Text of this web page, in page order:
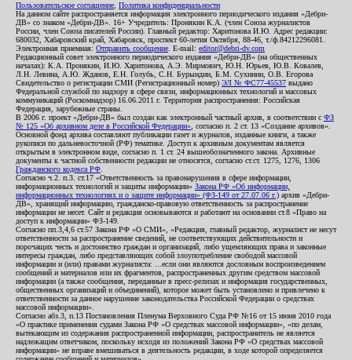
Пользовательское соглашение Политика конфиденциальности
На данном сайте распространяется информация электронного периодического издания «Дебри-
ДВ» со знаком «Дебри-ДВ». 16+ Учредитель: Пронякин К.А. (член Союза журналистов
России, член Союза писателей России). Главный редактор: Харитонова И.Ю. Адрес редакции:
680032, Хабаровский край, Хабаровск, проспект 60-летия Октября, 88-46, т./ф.84212296081.
Электронная приемная: Отправить сообщение . E-mail: editor@debri-dv.com
Редакционный совет электронного периодического издания «Дебри-ДВ» (на общественных
началах): К.А. Пронякин, И.Ю. Харитонова, А.Э. Мирмович, Ю.Н. Юрьев, Ю.В. Ковалев,
Л.Н. Левина, А.Ю. Жданов, Е.Н. Голубь, С.Н. Бурындин, Б.М. Сухинин, О.В. Егорова
Свидетельство о регистрации СМИ (Регистрационный номер) ЭЛ № ФС77-45537 выдано
Федеральной службой по надзору в сфере связи, информационных технологий и массовых
коммуникаций (Роскомнадзор) 16.06.2011 г. Территория распространения: Российская
Федерация, зарубежные страны.
В 2006 г. проект «Дебри-ДВ» был создан как электронный частный архив, в соответствии с ФЗ
№ 125 «Об архивном деле в Российской Федерации» , согласно п. 2 ст. 13 «Создание архивов».
Основной фонд архива составляют публикации газет и журналов, изданные книги, а также
рукописи по дальневосточной (РФ) тематике. Доступ к архивным документам является
открытым в электронном виде, согласно п. 1 ст. 24 вышеобозначенного закона. Архивные
документы к частной собственности редакции не относятся, согласно ст.ст. 1275, 1276, 1306
Гражданского кодекса РФ
Согласно ч.2. п.3. ст.17 «Ответственность за правонарушения в сфере информации,
информационных технологий и защиты информации» Закона РФ «Об информации,
информационных технологиях и о защите информации» (ФЗ-149 от 27.07.06 г.) архив «Дебри-
ДВ», хранящий информацию, гражданско-правовую ответственность за распространение
информации не несет. Сайт и редакция основываются и работают на основании ст.8 «Право на
доступ к информации» ФЗ-149.
Согласно пп.3,4,6 ст.57 Закона РФ «О СМИ», «Редакция, главный редактор, журналист не несут
ответственности за распространение сведений, не соответствующих действительности и
порочащих честь и достоинство граждан и организаций, либо ущемляющих права и законные
интересы граждан, либо представляющих собой злоупотребление свободой массовой
информации и (или) правами журналиста: ...если они являются дословным воспроизведением
сообщений и материалов или их фрагментов, распространенных другим средством массовой
информации (а также сообщения, переданные в пресс-релизах и информация государственных,
общественных организаций и объединений), которое может быть установлено и привлечено к
ответственности за данное нарушение законодательства Российской Федерации о средствах
массовой информации».
Согласно абз.3, п.13 Постановления Пленума Верховного Суда РФ №16 от 15 июня 2010 года
«О практике применения судами Закона РФ «О средствах массовой информации», «по делам,
вытекающим из содержания распространенной информации, распространитель не является
надлежащим ответчиком, поскольку исходя из положений Закона РФ «О средствах массовой
информации» не вправе вмешиваться в деятельность редакции, в ходе которой определяется